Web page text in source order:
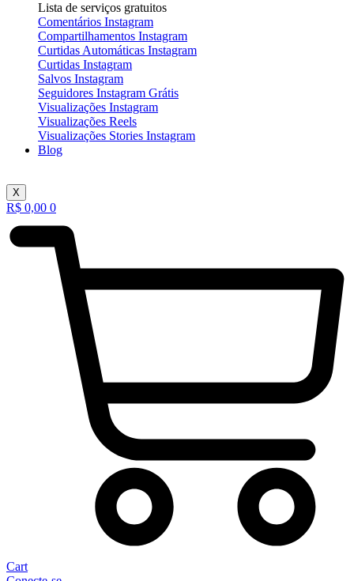
Lista de serviços gratuitos
Comentários Instagram
Compartilhamentos Instagram
Curtidas Automáticas Instagram
Curtidas Instagram
Salvos Instagram
Seguidores Instagram Grátis
Visualizações Instagram
Visualizações Reels
Visualizações Stories Instagram
Blog
X
R$ 0,00 0
Cart